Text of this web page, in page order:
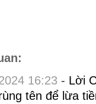
16:23 - Lời
tên để lừa